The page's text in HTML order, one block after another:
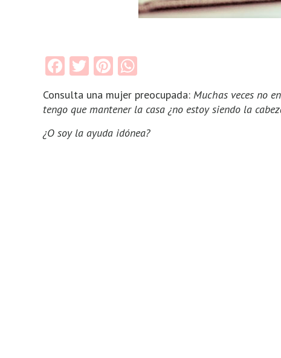
Facebook
TwitterPinterest
Consulta una mujer preocupada:Muchas veces no
tengo que mantener la casa ¿no estoy siendo la
¿O soy la ayuda idónea?